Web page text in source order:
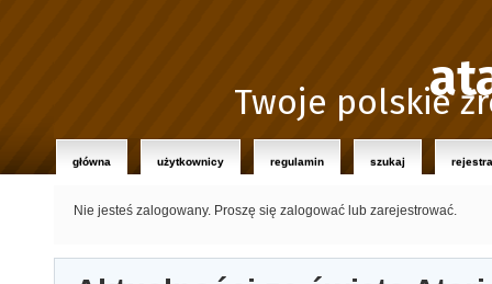
Twoje polskie
główna użytkownicy regulamin szukaj
Nie jesteś zalogowany. Proszę się zalogować lub zarejestrować.